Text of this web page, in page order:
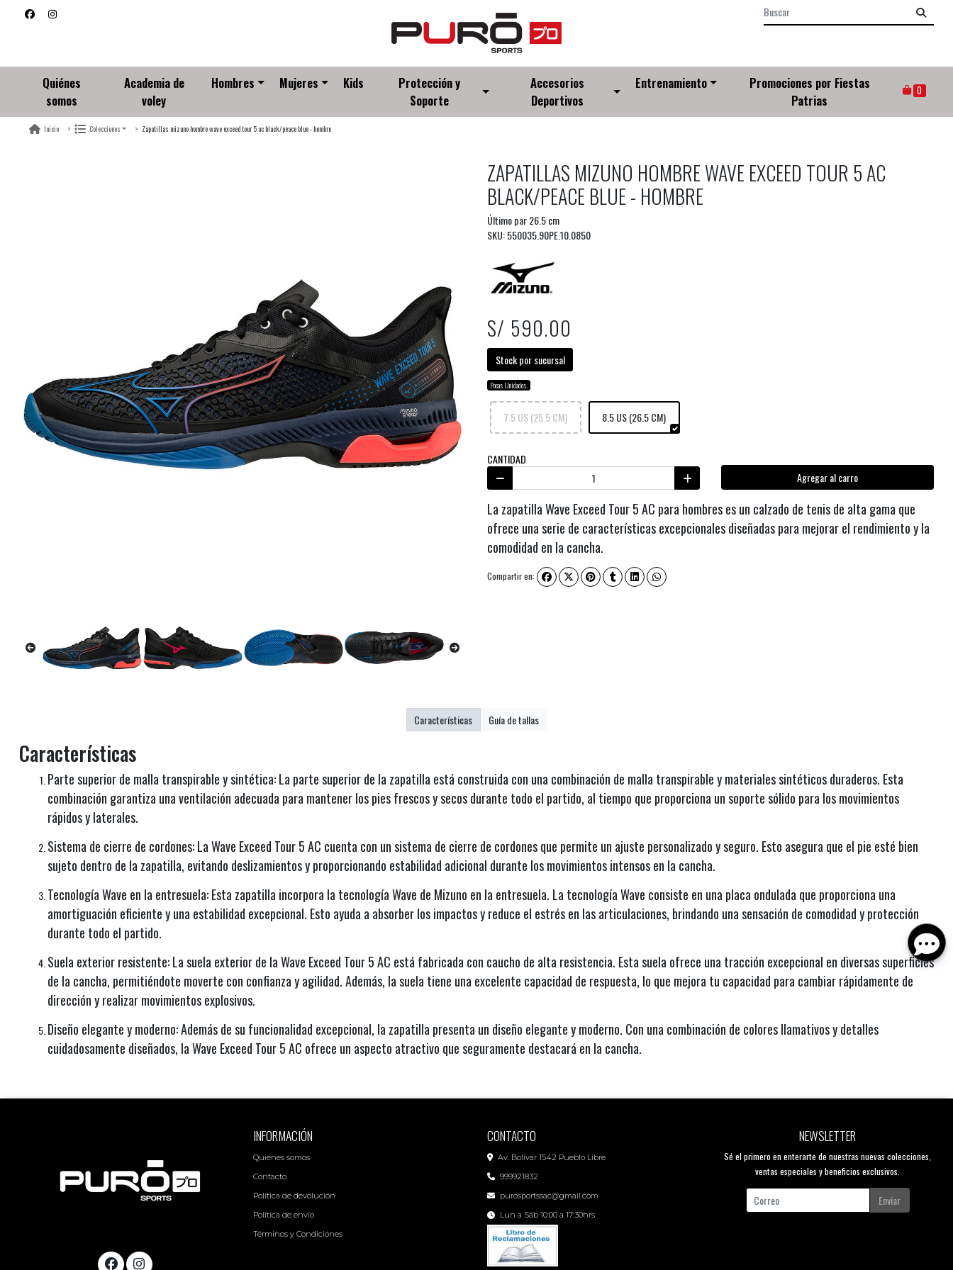
Quiénes
somos
Academia de
voley
Hombres Mujeres Kids
Protección y
Soporte
Accesorios
Deportivos
Entrenamiento
Promociones por Fiestas
Patrias
0
Inicio Colecciones Zapatillas mizuno hombre wave exceed tour 5 ac black/peace blue - hombre
ZAPATILLAS MIZUNO HOMBRE WAVE EXCEED TOUR 5 AC
BLACK/PEACE BLUE - HOMBRE
Último par 26.5 cm
SKU: 550035.90PE.10.0850
S/ 590.00
Stock por sucursal
Pocas Unidades.
7.5 US (25.5 CM) 8.5 US (26.5 CM)
CANTIDAD
Agregar al carro
La zapatilla Wave Exceed Tour 5 AC para hombres es un calzado de tenis de alta gama que
ofrece una serie de características excepcionales diseñadas para mejorar el rendimiento y la
comodidad en la cancha.
Compartir en:
Características
Parte superior de malla transpirable y sintética: La parte superior de la zapatilla está construida con una combinación de malla transpirable y materiales sintéticos duraderos. Esta
combinación garantiza una ventilación adecuada para mantener los pies frescos y secos durante todo el partido, al tiempo que proporciona un soporte sólido para los movimientos
rápidos y laterales.
Sistema de cierre de cordones: La Wave Exceed Tour 5 AC cuenta con un sistema de cierre de cordones que permite un ajuste personalizado y seguro. Esto asegura que el pie esté bien
sujeto dentro de la zapatilla, evitando deslizamientos y proporcionando estabilidad adicional durante los movimientos intensos en la cancha.
Tecnología Wave en la entresuela: Esta zapatilla incorpora la tecnología Wave de Mizuno en la entresuela. La tecnología Wave consiste en una placa ondulada que proporciona una
amortiguación eficiente y una estabilidad excepcional. Esto ayuda a absorber los impactos y reduce el estrés en las articulaciones, brindando una sensación de comodidad y protección
durante todo el partido.
Suela exterior resistente: La suela exterior de la Wave Exceed Tour 5 AC está fabricada con caucho de alta resistencia. Esta suela ofrece una tracción excepcional en diversas superficies
de la cancha, permitiéndote moverte con confianza y agilidad. Además, la suela tiene una excelente capacidad de respuesta, lo que mejora tu capacidad para cambiar rápidamente de
dirección y realizar movimientos explosivos.
Diseño elegante y moderno: Además de su funcionalidad excepcional, la zapatilla presenta un diseño elegante y moderno. Con una combinación de colores llamativos y detalles
cuidadosamente diseñados, la Wave Exceed Tour 5 AC ofrece un aspecto atractivo que seguramente destacará en la cancha.
Características Guía de tallas
INFORMACIÓN
Quiénes somos
Contacto
Política de devolución
Política de envío
Términos y Condiciones
CONTACTO
Av. Bolívar 1542 Pueblo Libre
999921832
purosportssac@gmail.com
Lun a Sáb 10:00 a 17:30hrs
NEWSLETTER
Sé el primero en enterarte de nuestras nuevas colecciones,
ventas especiales y beneficios exclusivos.
Enviar